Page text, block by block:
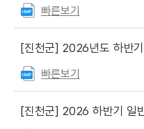
빠른보기
[진천군] 2026년도 하반기 일반
빠른보기
[진천군] 2026 하반기 일